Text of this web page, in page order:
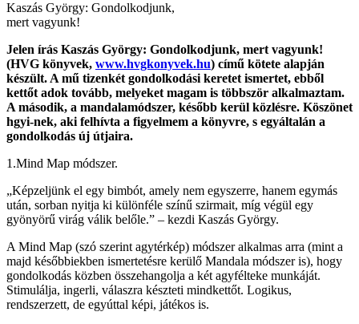
Kaszás György: Gondolkodjunk,
mert vagyunk!
Jelen írás Kaszás György: Gondolkodjunk, mert vagyunk!
(HVG könyvek, www.hvgkonyvek.hu) című kötete alapján
készült. A mű tizenkét gondolkodási keretet ismertet, ebből
kettőt adok tovább, melyeket magam is többször alkalmaztam.
A második, a mandalamódszer, később kerül közlésre. Köszönet
hgyi-nek, aki felhívta a figyelmem a könyvre, s egyáltalán a
gondolkodás új útjaira.
1.Mind Map módszer.
„Képzeljünk el egy bimbót, amely nem egyszerre, hanem egymás
után, sorban nyitja ki különféle színű szirmait, míg végül egy
gyönyörű virág válik belőle.” – kezdi Kaszás György.
A Mind Map (szó szerint agytérkép) módszer alkalmas arra (mint a
majd későbbiekben ismertetésre kerülő Mandala módszer is), hogy
gondolkodás közben összehangolja a két agyfélteke munkáját.
Stimulálja, ingerli, válaszra készteti mindkettőt. Logikus,
rendszerzett, de egyúttal képi, játékos is.